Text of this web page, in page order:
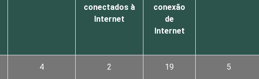
conectados à
Internet
conexão
de
Internet
4 2 19 5